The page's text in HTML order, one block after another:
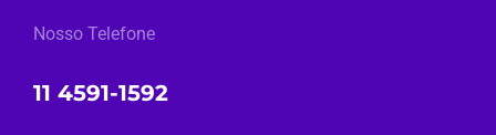
Nosso Telefone
11 4591-1592